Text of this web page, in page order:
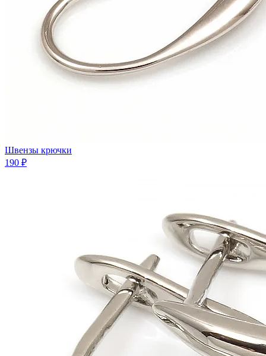
Швензы крючки
190 ₽